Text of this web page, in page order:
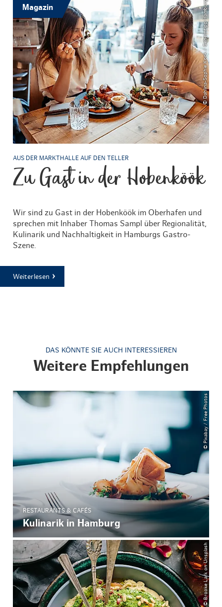
© Dahlina-Sophie Kock / Geheimtipp Hamburg
Magazin
AUS DER MARKTHALLE AUF DEN TELLER
Zu Gast in der Hobenköök
Wir sind zu Gast in der Hobenköök im Oberhafen und
sprechen mit Inhaber Thomas Sampl über Regionalität,
Kulinarik und Nachhaltigkeit in Hamburgs Gastro-
Szene.
Weiterlesen
DAS KÖNNTE SIE AUCH INTERESSIEREN
Weitere Empfehlungen
© Pixabay / Free Photos
RESTAURANTS & CAFÉS
Kulinarik in Hamburg
© Brooke Lark on Unsplash